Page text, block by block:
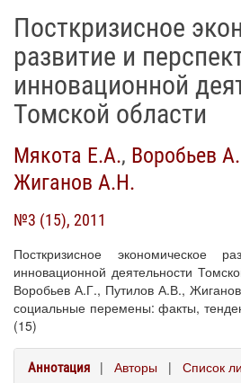
Посткризисное
развитие и
инновационной
Томской области
Мякота Е.А., Воробьев
Жиганов А.Н.
№3 (15), 2011
Посткризисное экономическое
инновационной деятельности
Воробьев А.Г., Путилов А.В.,
социальные перемены: факты,
(15)
Аннотация | Авторы | Список